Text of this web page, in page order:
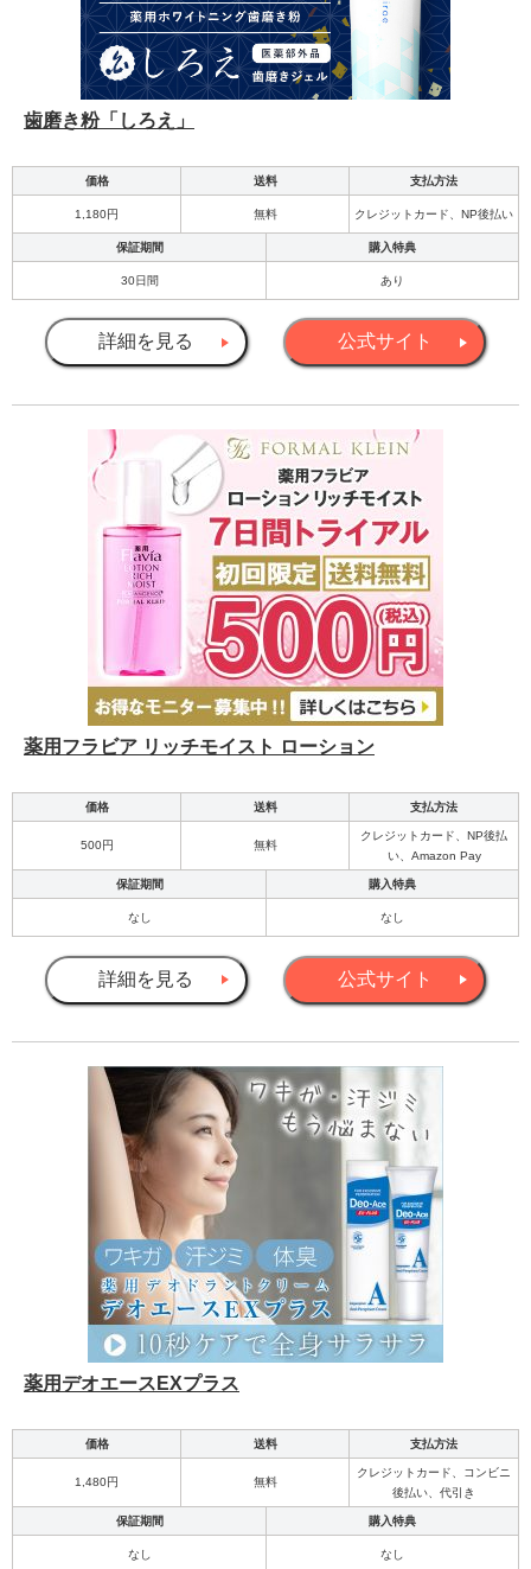
歯磨き粉「しろえ」
価格 送料 支払方法
1,180円 無料 クレジットカード、NP後払い
保証期間 購入特典
30日間 あり
詳細を見る 公式サイト
薬用フラビア リッチモイスト ローション
価格 送料 支払方法
500円 無料
クレジットカード、NP後払
い、Amazon Pay
保証期間 購入特典
なし なし
詳細を見る 公式サイト
薬用デオエースEXプラス
価格 送料 支払方法
1,480円 無料
クレジットカード、コンビニ
後払い、代引き
保証期間 購入特典
なし なし